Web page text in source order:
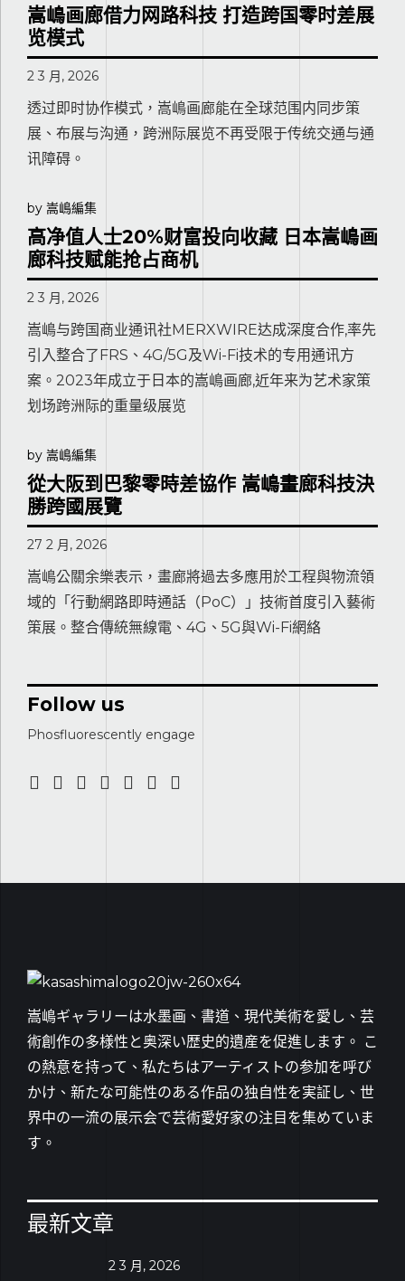
嵩嶋画廊借力网路科技 打造跨国零时差展
览模式
2 3 月, 2026
透过即时协作模式，嵩嶋画廊能在全球范围内同步策
展、布展与沟通，跨洲际展览不再受限于传统交通与通
讯障碍。
by 嵩嶋編集
高净值人士20%财富投向收藏 日本嵩嶋画
廊科技赋能抢占商机
2 3 月, 2026
嵩嶋与跨国商业通讯社MERXWIRE达成深度合作,率先
引入整合了FRS、4G/5G及Wi-Fi技术的专用通讯方
案。2023年成立于日本的嵩嶋画廊,近年来为艺术家策
划场跨洲际的重量级展览
by 嵩嶋編集
從大阪到巴黎零時差協作 嵩嶋畫廊科技決
勝跨國展覽
27 2 月, 2026
嵩嶋公關余樂表示，畫廊將過去多應用於工程與物流領
域的「行動網路即時通話（PoC）」技術首度引入藝術
策展。整合傳統無線電、4G、5G與Wi-Fi網絡
Follow us
Phosfluorescently engage
嵩嶋ギャラリーは水墨画、書道、現代美術を愛し、芸
術創作の多様性と奥深い歴史的遺産を促進します。 こ
の熱意を持って、私たちはアーティストの参加を呼び
かけ、新たな可能性のある作品の独自性を実証し、世
界中の一流の展示会で芸術愛好家の注目を集めていま
す。
最新文章
2 3 月, 2026